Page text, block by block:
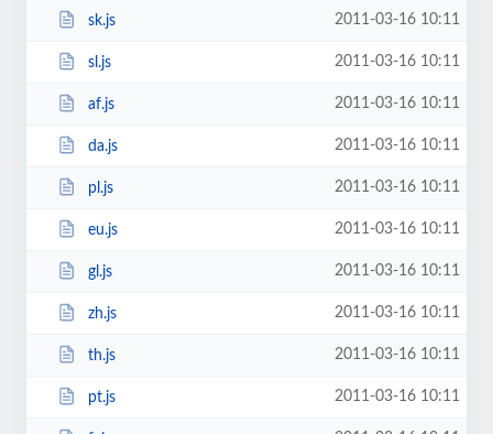
sk.js 2011-03-16 10:11
sl.js 2011-03-16 10:11
af.js 2011-03-16 10:11
da.js 2011-03-16 10:11
pl.js 2011-03-16 10:11
eu.js 2011-03-16 10:11
gl.js 2011-03-16 10:11
zh.js 2011-03-16 10:11
th.js 2011-03-16 10:11
pt.js 2011-03-16 10:11